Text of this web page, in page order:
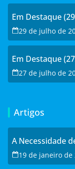
Em Destaque
29 de julho de
Em Destaque
27 de julho de
Artigos
A Necessidade
19 de janeiro de